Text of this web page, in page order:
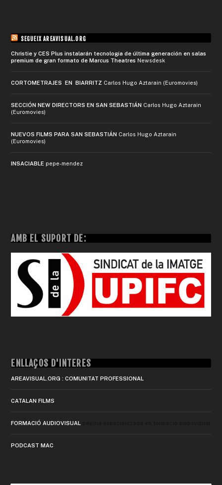
SEGUEIX AREAVISUAL.ORG
Christie y CES Plus instalarán tecnología de última generación en salas
premium de gran formato de Marcus Theatres Newsdesk
CORTOMETRAJES EN BIARRITZ Carlos Hugo Aztarain (Euromovies)
SECCIÓN NEW DIRECTORS EN SAN SEBASTIÁN Carlos Hugo Aztarain
(Euromovies)
NUEVOS FILMS PARA SAN SEBASTIÁN Carlos Hugo Aztarain
(Euromovies)
INSACIABLE pepe-mendez
AMB EL SUPORT DE:
ENLLAÇOS D'INTERÈS
AREAVISUAL.ORG : COMUNITAT PROFESSIONAL
CATALAN FILMS
FORMACIÓ AUDIOVISUAL
PODCAST MAC